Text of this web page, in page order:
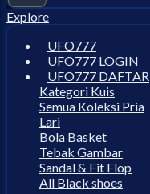
Explore
UFO777
UFO777 LOGIN
UFO777 DAFTAR
Kategori Kuis
Semua Koleksi Pria
Lari
Bola Basket
Tebak Gambar
Sandal & Fit Flop
All Black shoes